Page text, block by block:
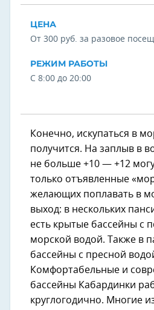
ЦЕНА
От 300 руб. за разовое
РЕЖИМ РАБОТЫ
С 8:00 до 20:00
Конечно, искупаться в
получится. На заплыв в
не больше +10 — +12
только отъявленные
желающих поплавать в
выход: в нескольких
есть крытые бассейны с
морской водой. Также в
бассейны с пресной
Комфортабельные и
бассейны Кабардинки
круглогодично. Многие